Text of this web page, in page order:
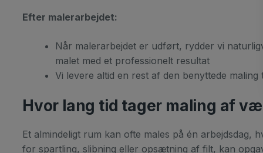
Efter malerarbejdet:
Når malerarbejdet er udført, rydder vi
malet med et professionelt resultat
Vi levere altid en rest af den benyttede
Hvor lang tid tager maling af
Et almindeligt rum kan ofte males på én arbejdsdag,
for spartling, slibning eller opsætning af filt, kan